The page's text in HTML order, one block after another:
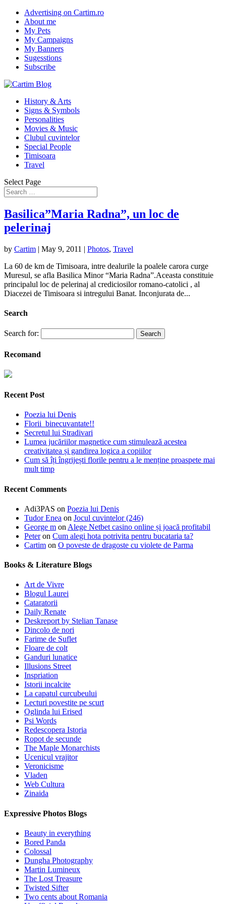
Advertising on Cartim.ro
About me
My Pets
My Campaigns
My Banners
Sugesstions
Subscribe
History & Arts
Signs & Symbols
Personalities
Movies & Music
Clubul cuvintelor
Special People
Timisoara
Travel
Select Page
Basilica”Maria Radna”, un loc de
pelerinaj
by Cartim | May 9, 2011 | Photos, Travel
La 60 de km de Timisoara, intre dealurile la poalele carora curge
Muresul, se afla Basilica Minor “Maria Radna”.Aceasta constituie
principalul loc de pelerinaj al crediciosilor romano-catolici , al
Diacezei de Timisoara si intregului Banat. Inconjurata de...
Search
Search for:
Recomand
Recent Post
Poezia lui Denis
Florii binecuvantate!!
Secretul lui Stradivari
Lumea jucăriilor magnetice cum stimulează acestea
creativitatea și gandirea logica a copiilor
Cum să îți îngrijești florile pentru a le menține proaspete mai
mult timp
Recent Comments
Adi3PAS on Poezia lui Denis
Tudor Enea on Jocul cuvintelor (246)
George m on Alege Netbet casino online și joacă profitabil
Peteron Cum alegi hota potrivita pentru bucataria ta?
Cartim on O poveste de dragoste cu violete de Parma
Books & Literature Blogs
Art de Vivre
Blogul Laurei
Cataratorii
Daily Renate
Deskreport by Stelian Tanase
Dincolo de nori
Farime de Suflet
Floare de colt
Ganduri lunatice
Illusions Street
Inspriation
Istorii incalcite
La capatul curcubeului
Lecturi povestite pe scurt
Oglinda lui Erised
Psi Words
Redescopera Istoria
Ropot de secunde
The Maple Monarchists
Ucenicul vrajitor
Veronicisme
Vladen
Web Cultura
Zinaida
Expressive Photos Blogs
Beauty in everything
Bored Panda
Colossal
Dungha Photography
Martin Lumineux
The Lost Treasure
Twisted Sifter
Two cents about Romania